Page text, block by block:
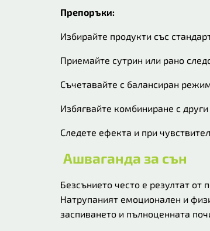
Препоръки:
Избирайте продукти със
Приемайте сутрин или рано
Съчетавайте с балансиран
Избягвайте комбиниране с
Следете ефекта и при
Ашваганда за сън
Безсънието често е резултат
Натрупаният емоционален и
заспиването и пълноценната